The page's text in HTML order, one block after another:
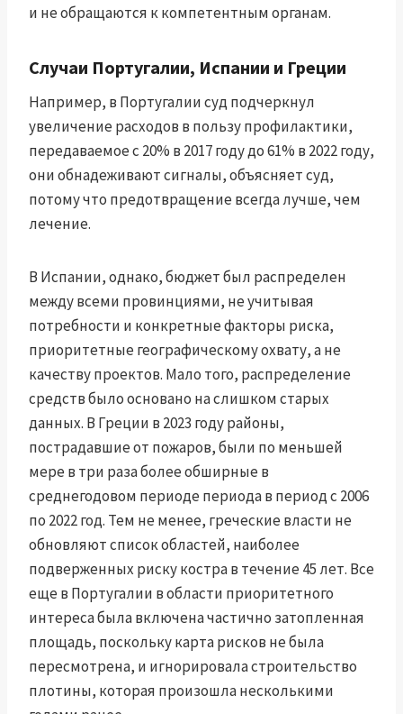
и не обращаются к компетентным органам.
Случаи Португалии, Испании и Греции
Например, в Португалии суд подчеркнул
увеличение расходов в пользу профилактики,
передаваемое с 20% в 2017 году до 61% в 2022 году,
они обнадеживают сигналы, объясняет суд,
потому что предотвращение всегда лучше, чем
лечение.
В Испании, однако, бюджет был распределен
между всеми провинциями, не учитывая
потребности и конкретные факторы риска,
приоритетные географическому охвату, а не
качеству проектов. Мало того, распределение
средств было основано на слишком старых
данных. В Греции в 2023 году районы,
пострадавшие от пожаров, были по меньшей
мере в три раза более обширные в
среднегодовом периоде периода в период с 2006
по 2022 год. Тем не менее, греческие власти не
обновляют список областей, наиболее
подверженных риску костра в течение 45 лет. Все
еще в Португалии в области приоритетного
интереса была включена частично затопленная
площадь, поскольку карта рисков не была
пересмотрена, и игнорировала строительство
плотины, которая произошла несколькими